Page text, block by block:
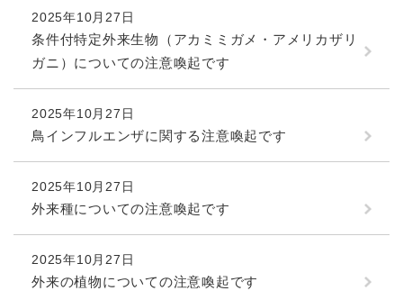
2025年10月27日
条件付特定外来生物（アカミミガメ・アメリカザリ
ガニ）についての注意喚起です
2025年10月27日
鳥インフルエンザに関する注意喚起です
2025年10月27日
外来種についての注意喚起です
2025年10月27日
外来の植物についての注意喚起です